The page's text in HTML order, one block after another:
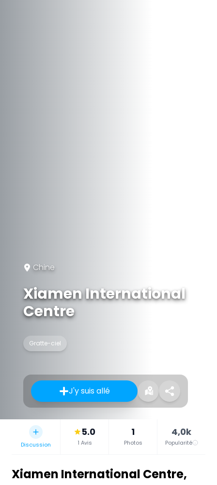
Chine
Xiamen International
Centre
Gratte-ciel
J'y suis allé
Discussion
5.0
1 Avis
1
Photos
4,0k
Popularité
Xiamen International Centre,